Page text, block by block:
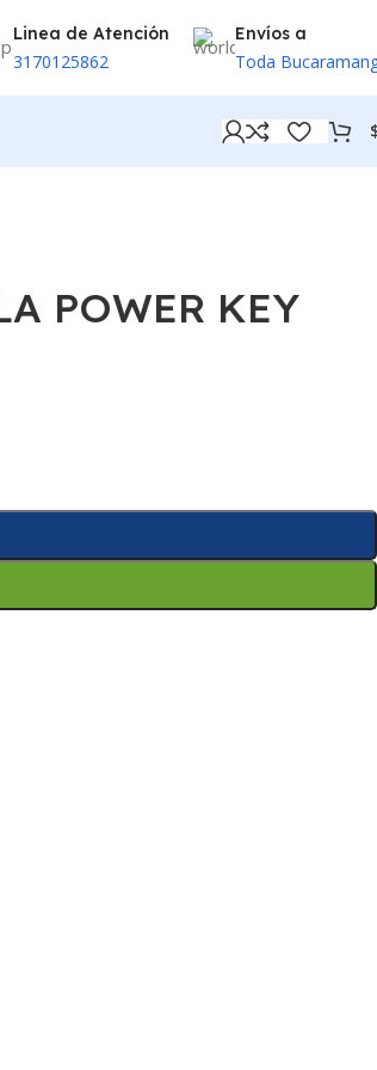
Linea de Atención
3170125862
Envíos a
Toda
POWER KEY